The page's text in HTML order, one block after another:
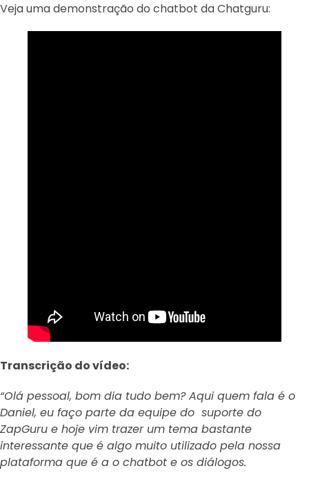
Veja uma demonstração do chatbot da Chatguru:
Transcrição do vídeo:
“Olá pessoal, bom dia tudo bem? Aqui quem fala é o
Daniel, eu faço parte da equipe do suporte do
ZapGuru e hoje vim trazer um tema bastante
interessante que é algo muito utilizado pela nossa
plataforma que é a o chatbot e os diálogos.